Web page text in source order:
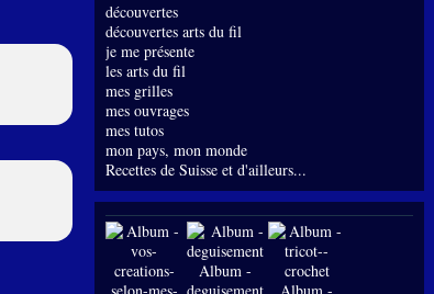
découvertes
découvertes arts du fil
je me présente
les arts du fil
mes grilles
mes ouvrages
mes tutos
mon pays, mon monde
Recettes de Suisse et d'ailleurs...
Album -